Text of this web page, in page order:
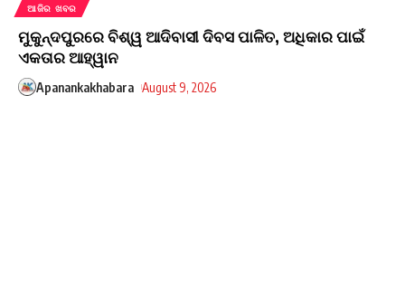
ଆଜିର ଖବର
ମୁକୁନ୍ଦପୁରରେ ବିଶ୍ୱ ଆଦିବାସୀ ଦିବସ ପାଳିତ, ଅଧିକାର ପାଇଁ
ଏକତାର ଆହ୍ୱାନ
Apanankakhabara August 9, 2026